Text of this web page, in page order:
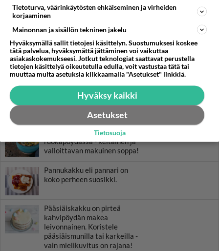
RESEPTIT
Bataattikeitto on piristys
ruokapöydässä - keltainen ja
valloittavan makuinen soppa!
Pannukakku eli pannari on
koko perheen suosikki.
Pääsiäiskakku on pirteä
kahvipöydän makea
leivonnainen. Koristele
pääsiäismunilla tai karkeilla -
vain mielikuvitus on rajana!
Tietoturva, väärinkäytösten ehkäiseminen ja virheiden
korjaaminen
Mainonnan ja sisällön tekninen jakelu
Hyväksymällä sallit tietojesi käsittelyn. Suostumuksesi koskee
tätä palvelua, hyväksymättä jättäminen voi vaikuttaa
asiakaskokemukseesi. Jotkut teknologiat saattavat perustella
tietojen käsittelyä oikeutetulla edulla, voit vastustaa tätä tai
muuttaa muita asetuksia klikkaamalla "Asetukset" linkkiä.
Hyväksy kaikki
Asetukset
Tietosuoja